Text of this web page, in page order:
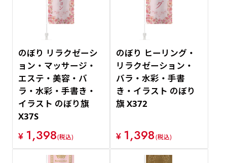
のぼり リラクゼーシ
ョン・マッサージ・
エステ・美容・バ
ラ・水彩・手書き・
イラスト のぼり旗
X37S
¥ 1,398(税込)
のぼり ヒーリング・
リラクゼーション・
バラ・水彩・手書
き・イラスト のぼり
旗 X372
¥ 1,398(税込)